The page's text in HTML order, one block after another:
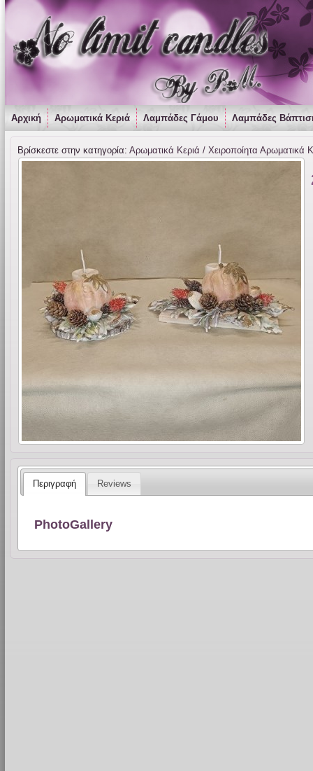
Αρχική Αρωματικά Κεριά Λαμπάδες Γάμου Λαμπάδες
Βρίσκεστε στην κατηγορία: Αρωματικά Κεριά / Χειροποίητα Αρωματικά
Περιγραφή Reviews
PhotoGallery